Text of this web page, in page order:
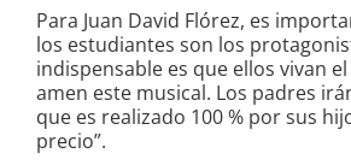
Para Juan David Flórez, es
los estudiantes son los
indispensable es que ellos vivan
amen este musical. Los padres
que es realizado 100 % por sus
precio”.